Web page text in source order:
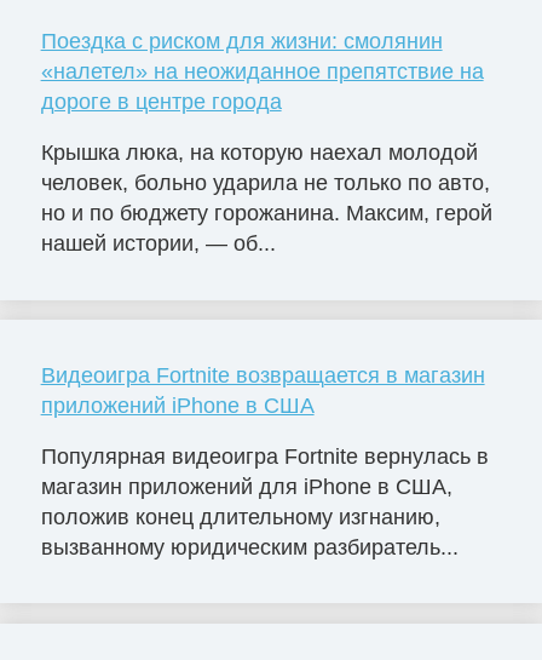
Поездка с риском для жизни: смолянин
«налетел» на неожиданное препятствие на
дороге в центре города
Крышка люка, на которую наехал молодой
человек, больно ударила не только по авто,
но и по бюджету горожанина. Максим, герой
нашей истории, — об...
Видеоигра Fortnite возвращается в магазин
приложений iPhone в США
Популярная видеоигра Fortnite вернулась в
магазин приложений для iPhone в США,
положив конец длительному изгнанию,
вызванному юридическим разбиратель...